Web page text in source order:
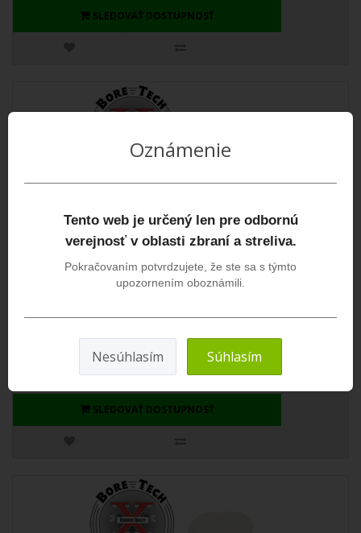
SLEDOVAŤ DOSTUPNOSŤ
BoreTech handričky X-Count kal. .308-338 250ks -
Všeobecný popis:Vyteráky BoreTech X-Count sú najvyššej kvality100%
SLEDOVAŤ DOSTUPNOSŤ
Oznámenie
Tento web je určený len pre odbornú
verejnosť v oblasti zbraní a streliva.
Pokračovaním potvrdzujete, že ste sa s týmto
upozornením oboznámili.
Nesúhlasím Súhlasím